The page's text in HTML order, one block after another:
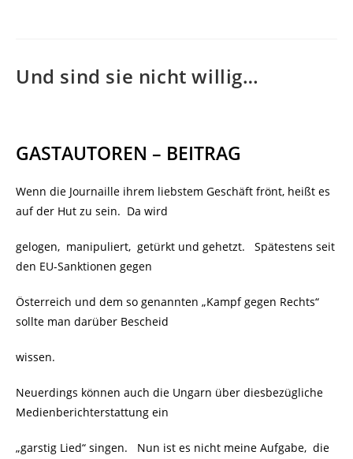
Und sind sie nicht willig…
GASTAUTOREN – BEITRAG
Wenn die Journaille ihrem liebstem Geschäft frönt, heißt es
auf der Hut zu sein. Da wird
gelogen, manipuliert, getürkt und gehetzt. Spätestens seit
den EU-Sanktionen gegen
Österreich und dem so genannten „Kampf gegen Rechts“
sollte man darüber Bescheid
wissen.
Neuerdings können auch die Ungarn über diesbezügliche
Medienberichterstattung ein
„garstig Lied“ singen. Nun ist es nicht meine Aufgabe, die